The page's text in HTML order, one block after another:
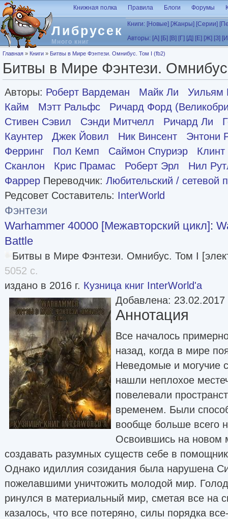
Перейти к основному содержанию
Либрусек
Много книг
Книжная полка Правила Блоги Форумы
Книги: [Новые] [Жанры] [Серии]
Авторы: [А] [Б] [В] [Г] [Д] [Е] [Ж] [З]
Вы здесь
Главная » Книги » Битвы в Мире Фэнтези. Омнибус. Том I (fb2)
Битвы в Мире Фэнтези.
Авторы: Роберт Вардеман Майк Ли
Уильям
Кайм
Мэтт Ральфс
Ричард Форд
Стивен Сэвил
Сэнди Митчелл Ричард Ли
Каунтер
Джек Йовил Ник Винсент
Энтони
Ферринг
Пол Кемп Саймон Спуриэр
Сканлон
Крис Прамас Роберт Эрл
Нил
Фаррер Переводчик: Любительский / сетевой
Редсовет Составитель: InterWorld
Фэнтези
Warhammer 40000 [Межавторский цикл]:
Battle
Битвы в Мире Фэнтези. Омнибус. Том I
5052 с.
издано в 2016 г. Кузница книг InterWorld'а
Добавлена: 23.02.2017
Аннотация
Все началось
назад, когда в мире
Неведомые и могучие
нашли неплохое
повелевали
временем. Были
вообще больше всего
Освоившись на новом
создавать разумных существ себе в
Однако идиллия созидания была нарушена
пожелавшими уничтожить молодой мир.
ринулся в материальный мир, сметая все на
казалось, что все потеряно, силы порядка